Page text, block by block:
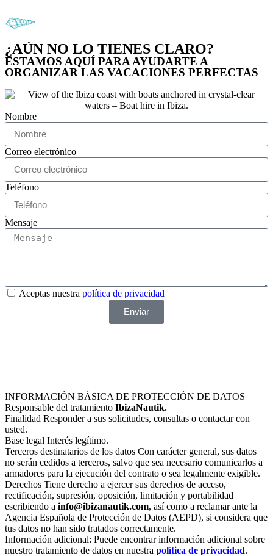
¿AÚN NO LO TIENES CLARO?
ESTAMOS AQUÍ PARA AYUDARTE A
ORGANIZAR LAS VACACIONES PERFECTAS
Nombre
Correo electrónico
Teléfono
Mensaje
Aceptas nuestra política de privacidad
Enviar
INFORMACIÓN BÁSICA DE PROTECCIÓN DE DATOS
Responsable del tratamiento IbizaNautik.
Finalidad Responder a sus solicitudes, consultas o contactar con
usted.
Base legal Interés legítimo.
Terceros destinatarios de los datos Con carácter general, sus datos
no serán cedidos a terceros, salvo que sea necesario comunicarlos a
armadores para la ejecución del contrato o sea legalmente exigible.
Derechos Tiene derecho a ejercer sus derechos de acceso,
rectificación, supresión, oposición, limitación y portabilidad
escribiendo a info@ibizanautik.com, así como a reclamar ante la
Agencia Española de Protección de Datos (AEPD), si considera que
tus datos no han sido tratados correctamente.
Información adicional: Puede encontrar información adicional sobre
nuestro tratamiento de datos en nuestra política de privacidad.